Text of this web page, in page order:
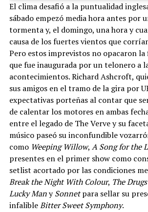
El clima desafió a la puntualidad
sábado empezó media hora antes por
tormenta y, el domingo, una hora y
causa de los fuertes vientos que
Pero estos imprevistos no opacaron
que fue inaugurada por un telonero a
acontecimientos. Richard Ashcroft,
sus amigos en el tramo de la gira por
expectativas porteñas al contar que
de calentar los motores en ambas
entre el legado de The Verve y su
músico paseó su inconfundible
como Weeping Willow, A Song for the
presentes en el primer show como
setlist acortado por las condiciones
Break the Night With Colour, The
Lucky ManySonnetpara sellar su
infalibleBitter Sweet Symphony.